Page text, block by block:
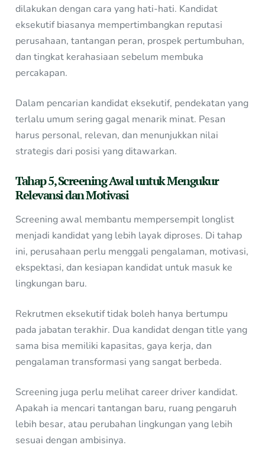
dilakukan dengan cara yang hati-hati. Kandidat
eksekutif biasanya mempertimbangkan reputasi
perusahaan, tantangan peran, prospek pertumbuhan,
dan tingkat kerahasiaan sebelum membuka
percakapan.
Dalam pencarian kandidat eksekutif, pendekatan yang
terlalu umum sering gagal menarik minat. Pesan
harus personal, relevan, dan menunjukkan nilai
strategis dari posisi yang ditawarkan.
Tahap 5, Screening Awal untuk Mengukur
Relevansi dan Motivasi
Screening awal membantu mempersempit longlist
menjadi kandidat yang lebih layak diproses. Di tahap
ini, perusahaan perlu menggali pengalaman, motivasi,
ekspektasi, dan kesiapan kandidat untuk masuk ke
lingkungan baru.
Rekrutmen eksekutif tidak boleh hanya bertumpu
pada jabatan terakhir. Dua kandidat dengan title yang
sama bisa memiliki kapasitas, gaya kerja, dan
pengalaman transformasi yang sangat berbeda.
Screening juga perlu melihat career driver kandidat.
Apakah ia mencari tantangan baru, ruang pengaruh
lebih besar, atau perubahan lingkungan yang lebih
sesuai dengan ambisinya.